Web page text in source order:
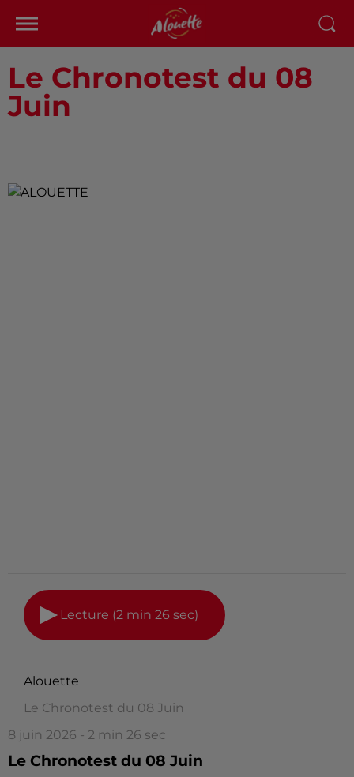
Le Chronotest du 08
Juin
Lecture (2 min 26 sec)
Alouette
Le Chronotest du 08 Juin
8 juin 2026 - 2 min 26 sec
Le Chronotest du 08 Juin